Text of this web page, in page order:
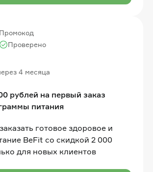
Промокод
рублей на первый заказ
питания
4 месяца
Проверено
готовое здоровое и
BeFit со скидкой 2 000
для новых клиентов